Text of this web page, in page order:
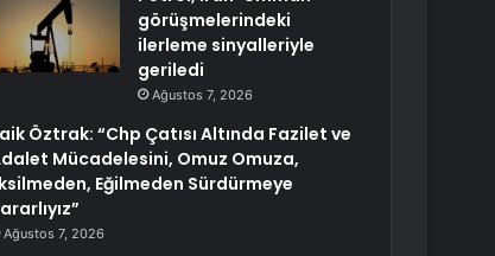
görüşmelerindeki
ilerleme sinyalleriyle
geriledi
Ağustos 7, 2026
Öztrak: “Chp Çatısı Altında Fazilet ve
Mücadelesini, Omuz Omuza,
Eğilmeden Sürdürmeye
Ağustos 7, 2026